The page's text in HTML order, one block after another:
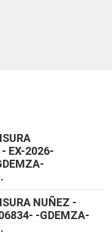
EX-2026-
NUÑEZ -
-GDEMZA-